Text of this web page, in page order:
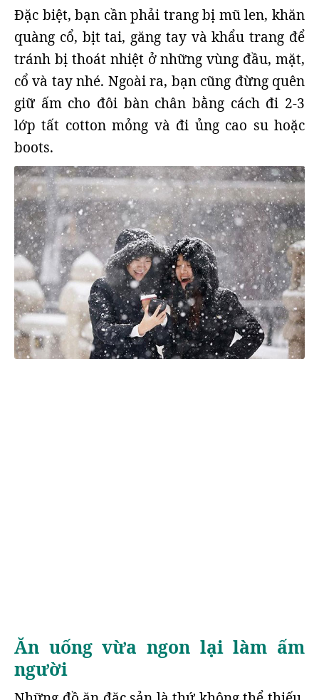
Đặc biệt, bạn cần phải trang bị mũ len, khăn
quàng cổ, bịt tai, găng tay và khẩu trang để
tránh bị thoát nhiệt ở những vùng đầu, mặt,
cổ và tay nhé. Ngoài ra, bạn cũng đừng quên
giữ ấm cho đôi bàn chân bằng cách đi 2-3
lớp tất cotton mỏng và đi ủng cao su hoặc
boots.
Ăn uống vừa ngon lại làm ấm
người